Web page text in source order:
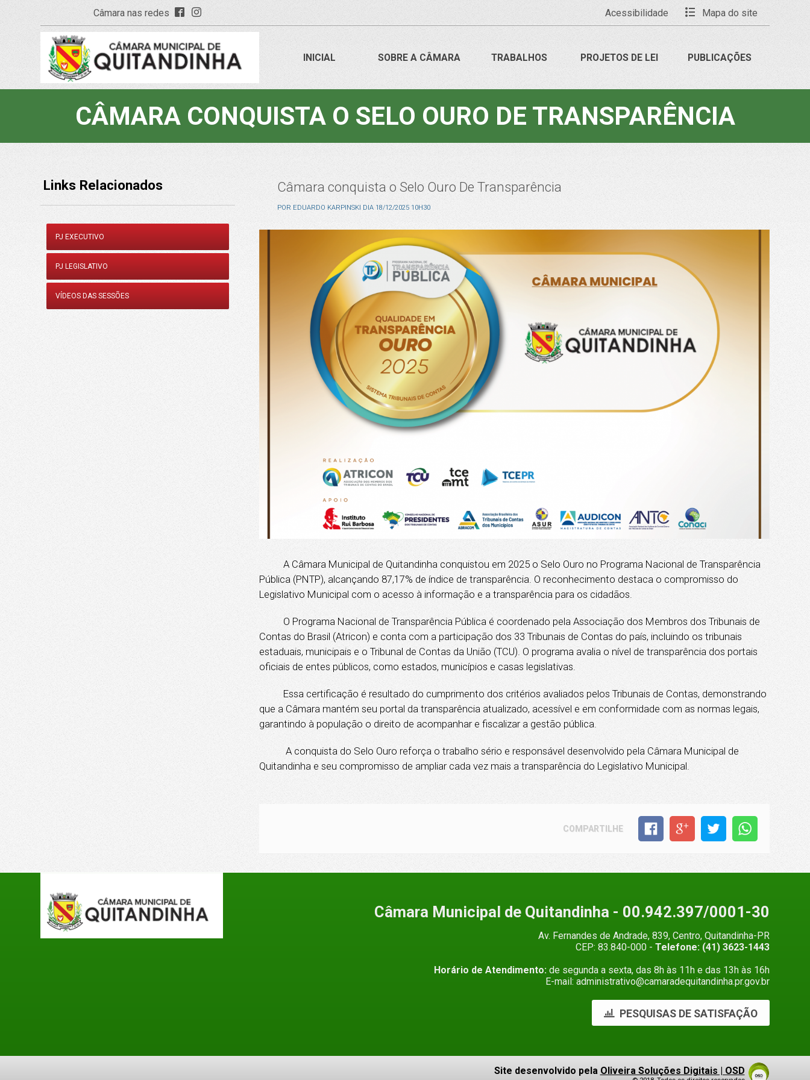
Câmara nas redes Acessibilidade Mapa do site
INICIAL SOBRE A CÂMARA TRABALHOS PROJETOS DE LEI PUBLICAÇÕES
CÂMARA CONQUISTA O SELO OURO DE TRANSPARÊNCIA
Câmara conquista o Selo Ouro De Transparência
POR EDUARDO KARPINSKI DIA 18/12/2025 10H30
A Câmara Municipal de Quitandinha conquistou em 2025 o Selo Ouro no Programa Nacional de Transparência
Pública (PNTP), alcançando 87,17% de índice de transparência. O reconhecimento destaca o compromisso do
Legislativo Municipal com o acesso à informação e a transparência para os cidadãos.
O Programa Nacional de Transparência Pública é coordenado pela Associação dos Membros dos Tribunais de
Contas do Brasil (Atricon) e conta com a participação dos 33 Tribunais de Contas do país, incluindo os tribunais
estaduais, municipais e o Tribunal de Contas da União (TCU). O programa avalia o nível de transparência dos portais
oficiais de entes públicos, como estados, municípios e casas legislativas.
Essa certificação é resultado do cumprimento dos critérios avaliados pelos Tribunais de Contas, demonstrando
que a Câmara mantém seu portal da transparência atualizado, acessível e em conformidade com as normas legais,
garantindo à população o direito de acompanhar e fiscalizar a gestão pública.
A conquista do Selo Ouro reforça o trabalho sério e responsável desenvolvido pela Câmara Municipal de
Quitandinha e seu compromisso de ampliar cada vez mais a transparência do Legislativo Municipal.
COMPARTILHE
Links Relacionados
PJ EXECUTIVO
PJ LEGISLATIVO
VÍDEOS DAS SESSÕES
Câmara Municipal de Quitandinha - 00.942.397/0001-30
Av. Fernandes de Andrade, 839, Centro, Quitandinha-PR
CEP: 83.840-000 - Telefone: (41) 3623-1443
Horário de Atendimento:de segunda a sexta, das 8h às 11h e das 13h às 16h
E-mail: administrativo@camaradequitandinha.pr.gov.br
PESQUISAS DE SATISFAÇÃO
Site desenvolvido pela Oliveira Soluções Digitais | OSD